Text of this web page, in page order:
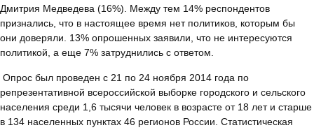
Дмитрия Медведева (16%). Между тем 14% респондентов
признались, что в настоящее время нет политиков, которым бы
они доверяли. 13% опрошенных заявили, что не интересуются
политикой, а еще 7% затруднились с ответом.
Опрос был проведен с 21 по 24 ноября 2014 года по
репрезентативной всероссийской выборке городского и сельского
населения среди 1,6 тысячи человек в возрасте от 18 лет и старше
в 134 населенных пунктах 46 регионов России. Статистическая